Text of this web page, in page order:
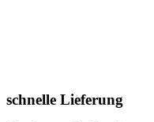
schnelle Lieferung